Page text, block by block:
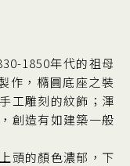
1850年代的祖母
作，橢圓底座之裝
工雕刻的紋飾；渾
創造有如建築一般
頭的顏色濃郁，下